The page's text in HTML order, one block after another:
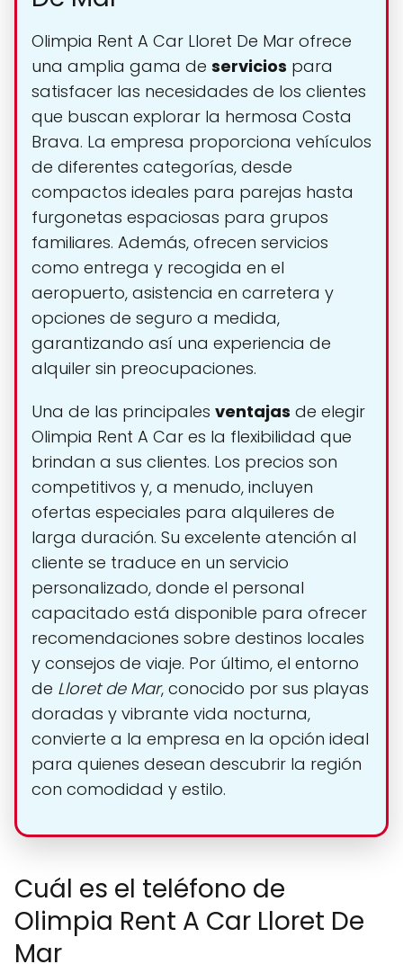
Olimpia Rent A Car Lloret De Mar ofrece
una amplia gama de servicios para
satisfacer las necesidades de los clientes
que buscan explorar la hermosa Costa
Brava. La empresa proporciona vehículos
de diferentes categorías, desde
compactos ideales para parejas hasta
furgonetas espaciosas para grupos
familiares. Además, ofrecen servicios
como entrega y recogida en el
aeropuerto, asistencia en carretera y
opciones de seguro a medida,
garantizando así una experiencia de
alquiler sin preocupaciones.
Una de las principales ventajas de elegir
Olimpia Rent A Car es la flexibilidad que
brindan a sus clientes. Los precios son
competitivos y, a menudo, incluyen
ofertas especiales para alquileres de
larga duración. Su excelente atención al
cliente se traduce en un servicio
personalizado, donde el personal
capacitado está disponible para ofrecer
recomendaciones sobre destinos locales
y consejos de viaje. Por último, el entorno
de Lloret de Mar, conocido por sus playas
doradas y vibrante vida nocturna,
convierte a la empresa en la opción ideal
para quienes desean descubrir la región
con comodidad y estilo.
Cuál es el teléfono de
Olimpia Rent A Car Lloret De
Mar